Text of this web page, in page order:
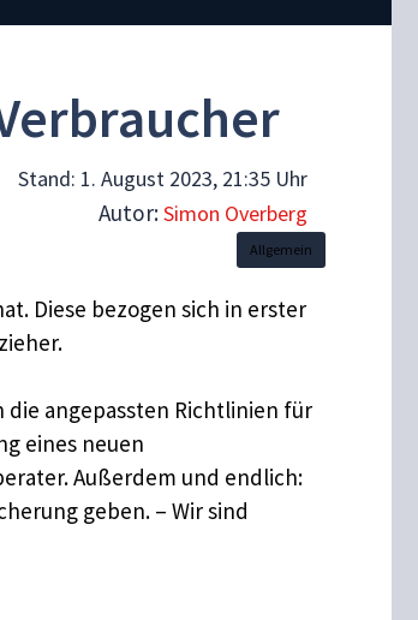
Stand: 1. August 2023, 21:35 Uhr
Autor:Simon Overberg
Allgemein
Diese bezogen sich in erster
die angepassten Richtlinien für
eines neuen
Außerdem und endlich:
geben. – Wir sind